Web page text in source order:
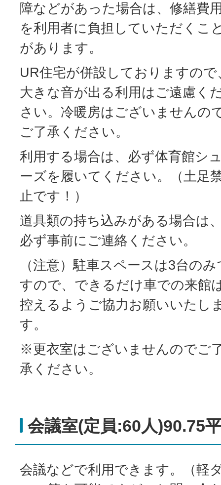
障などがあった場合は、修繕費
を利用者に負担していただくこ
があります。
UR住宅が併設しておりますので
大きな音が出る利用はご遠慮く
さい。冷暖房はございませんの
ご了承ください。
利用する場合は、必ず体育館シ
ーズを履いてください。（土足
止です！）
道具類の持ち込みがある場合は
必ず事前にご連絡ください。
（注意）駐車スペースは3台のみ
すので、できるだけ車での来館
控えるようご協力お願いいたし
す。
※更衣室はございませんのでご
承ください。
会議室(定員:60人)90.75
会議などで利用できます。（軽